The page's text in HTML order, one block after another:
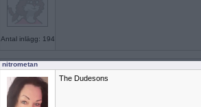
Antal inlägg: 194
nitrometan
The Dudesons